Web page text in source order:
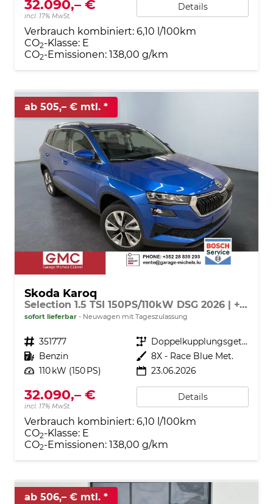
32.090,– €
incl. 17% MwSt.
Details
Verbrauch kombiniert: 6,10 l/100km
CO2-Klasse: E
CO2-Emissionen: 138,00 g/km
ab 505,– € mtl.
Skoda Karoq
Selection 1.5 TSI 150PS/110kW DSG 2026 | +TravelAssist +RFK & Parksensoren +Var. Gepäckraumboden
sofort lieferbar Neuwagen mit Tageszulassung
Fahrzeugnr. 351777 Getriebe
Doppelkupplungsgetriebe (DSG)
Kraftstoff Benzin Außenfarbe 8X - Race Blue Met.
Leistung 110 kW (150 PS) 23.06.2026
32.090,– €
incl. 17% MwSt.
Details
Verbrauch kombiniert: 6,10 l/100km
CO2-Klasse: E
CO2-Emissionen: 138,00 g/km
ab 506,– € mtl.